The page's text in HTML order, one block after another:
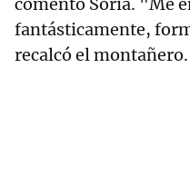
comentó Soria. "Me
fantásticamente,
recalcó el montañero.